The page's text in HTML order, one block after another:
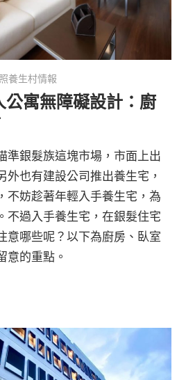
養生村情報
公寓無障礙設計：廚
準銀髮族這塊市場，市面上出
外也有建設公司推出養生宅，
不妨趁著年輕入手養生宅，為
不過入手養生宅，在銀髮住宅
意哪些呢？以下為廚房、臥室
意的重點。